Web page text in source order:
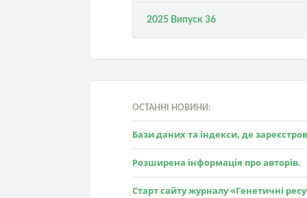
2025 Випуск 36
ОСТАННІ НОВИНИ:
Бази даних та індекси, де
Розширена інформація про авторів.
Старт сайту журналу «Генетичні